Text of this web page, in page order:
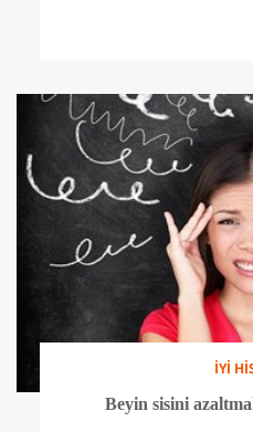
İYİ
Beyin sisini